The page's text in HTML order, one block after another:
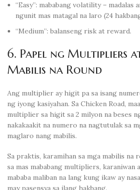
“Easy”: mababang volatility – madalas
ngunit mas matagal na laro (24
“Medium”: balanseng risk at reward.
6. Papel ng Multipliers
Mabilis na Round
Ang multiplier ay higit pa sa isang
ng iyong kasiyahan. Sa Chicken Road,
multiplier sa higit sa 2 milyon na beses
nakakaakit na numero na nagtutulak sa
maglaro nang mabilis.
Sa praktis, karamihan sa mga mabilis na
sa mas mababang multipliers, karaniwan
mababa maliban na lang kung ikaw ay
may pasensya sa ilang hakbang.